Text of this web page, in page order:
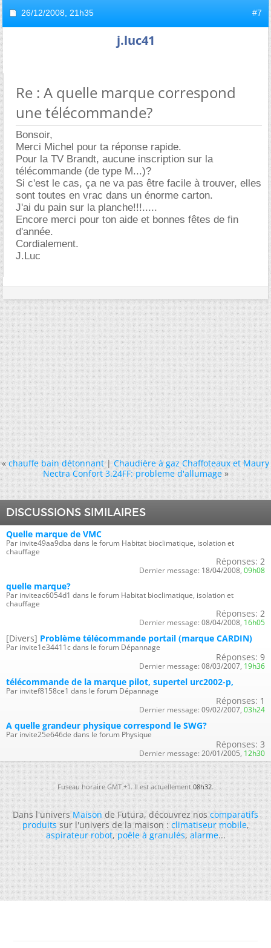
26/12/2008, 21h35 #7
j.luc41
Re : A quelle marque correspond
une télécommande?
Bonsoir,
Merci Michel pour ta réponse rapide.
Pour la TV Brandt, aucune inscription sur la
télécommande (de type M...)?
Si c'est le cas, ça ne va pas être facile à trouver, elles
sont toutes en vrac dans un énorme carton.
J'ai du pain sur la planche!!!.....
Encore merci pour ton aide et bonnes fêtes de fin
d'année.
Cordialement.
J.Luc
« chauffe bain détonnant|Chaudière à gaz Chaffoteaux et Maury
Nectra Confort 3.24FF: probleme d'allumage »
DISCUSSIONS SIMILAIRES
Quelle marque de VMC
Par invite49aa9dba dans le forum Habitat bioclimatique, isolation et
chauffage
Réponses: 2
Dernier message: 18/04/2008, 09h08
quelle marque?
Par inviteac6054d1 dans le forum Habitat bioclimatique, isolation et
chauffage
Réponses: 2
Dernier message: 08/04/2008, 16h05
[Divers] Problème télécommande portail (marque CARDIN)
Par invite1e34411c dans le forum Dépannage
Réponses: 9
Dernier message: 08/03/2007, 19h36
télécommande de la marque pilot, supertel urc2002-p,
Par invitef8158ce1 dans le forum Dépannage
Réponses: 1
Dernier message: 09/02/2007, 03h24
A quelle grandeur physique correspond le SWG?
Par invite25e646de dans le forum Physique
Réponses: 3
Dernier message: 20/01/2005, 12h30
Fuseau horaire GMT +1. Il est actuellement08h32.
Dans l'universMaisonde Futura, découvrez noscomparatifs
produitssur l'univers de la maison :climatiseur mobile,
aspirateur robot,poêle à granulés,alarme...